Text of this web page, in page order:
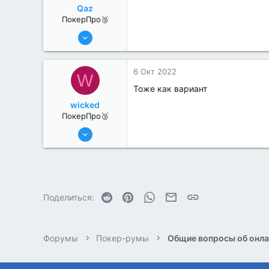
Qaz
ПокерПро🥉
11 Авг 2022
1
W
wicked
ПокерПро🥉
11 Авг 2022
6 Окт 2022
Тоже как вариант
Поделиться: Reddit PinterestWhatsAppЭлектронная почта
Форумы Покер-румы Общие вопросы об